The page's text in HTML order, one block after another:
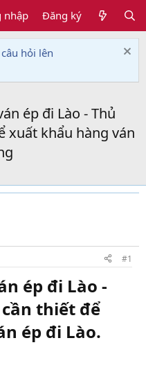
nhập Đăng ký
hỏi lên
ép đi Lào - Thủ
xuất khẩu hàng ván
#1
ép đi Lào -
thiết để
ép đi Lào.​